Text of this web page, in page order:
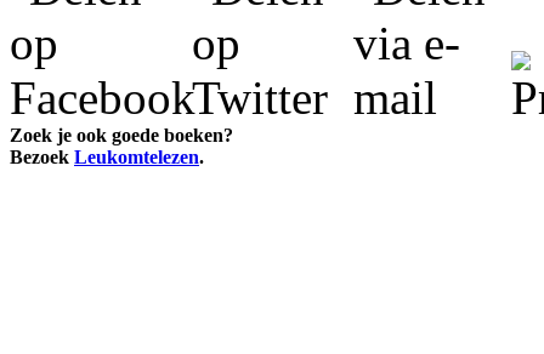
Zoek je ook goede boeken?
Bezoek Leukomtelezen.